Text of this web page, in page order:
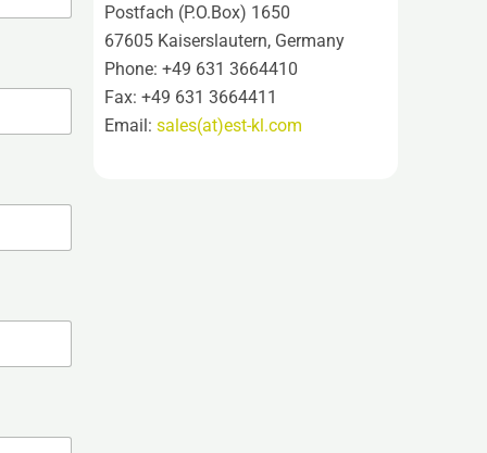
Postfach (P.O.Box) 1650
67605 Kaiserslautern, Germany
Phone: +49 631 3664410
Fax: +49 631 3664411
Email: sales(at)est-kl.com